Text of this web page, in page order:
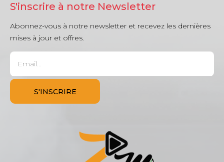
S'inscrire à notre Newsletter
Abonnez-vous à notre newsletter et recevez les dernières
mises à jour et offres.